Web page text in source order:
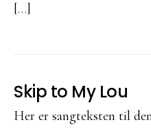
[…]
Skip to My Lou
Her er sangteksten til